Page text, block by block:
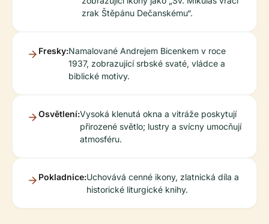
zrak Štěpánu Dečanskému“.
Fresky:Namalované Andrejem Bicenkem v roce
1937, zobrazující srbské svaté, vládce a
biblické motivy.
Osvětlení:Vysoká klenutá okna a vitráže poskytují
přirozené světlo; lustry a svícny umocňují
atmosféru.
Pokladnice:Uchovává cenné ikony, zlatnická díla a
historické liturgické knihy.